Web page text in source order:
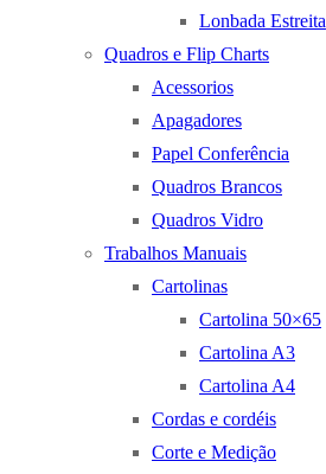
Lonbada Estreita
Quadros e Flip Charts
Acessorios
Apagadores
Papel Conferência
Quadros Brancos
Quadros Vidro
Trabalhos Manuais
Cartolinas
Cartolina 50×65
Cartolina A3
Cartolina A4
Cordas e cordéis
Corte e Medição